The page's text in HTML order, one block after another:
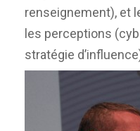
renseignement), et
les perceptions
stratégie